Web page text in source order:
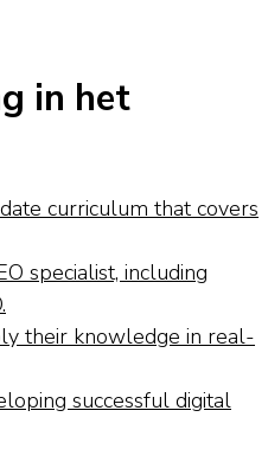
in het
curriculum that covers
specialist, including
their knowledge in real-
successful digital